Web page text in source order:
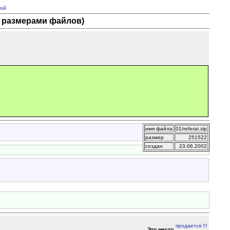
размерами файлов)
имя файла
01/referat.zip
размер
251522
создан
23.06.2002